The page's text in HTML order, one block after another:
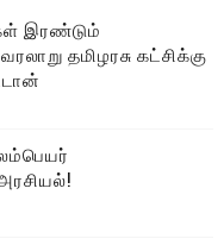
இரண்டும்
தமிழரசு கட்சிக்கு